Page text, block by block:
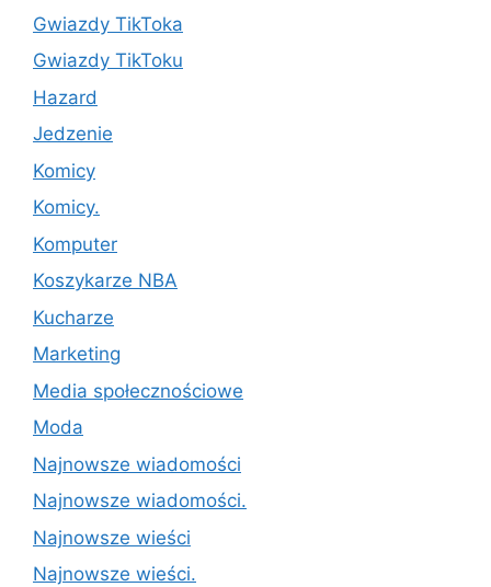
Gwiazdy TikToka
Gwiazdy TikToku
Hazard
Jedzenie
Komicy
Komicy.
Komputer
Koszykarze NBA
Kucharze
Marketing
Media społecznościowe
Moda
Najnowsze wiadomości
Najnowsze wiadomości.
Najnowsze wieści
Najnowsze wieści.